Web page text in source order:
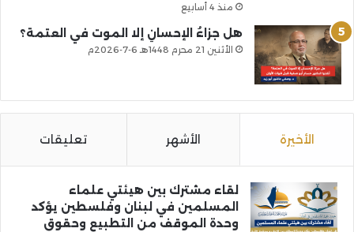
منذ 4 أسابيع
هل جزاءُ الإحسانِ إلا الموت في العتمة؟
الأثنين 21 محرم 1448هـ 6-7-2026م
الأخيرة الأشهر تعليقات
لقاء مشترك بين هيئتي علماء
المسلمين في لبنان وفلسطين يؤكد
وحدة الموقف من التطبيع وحقوق